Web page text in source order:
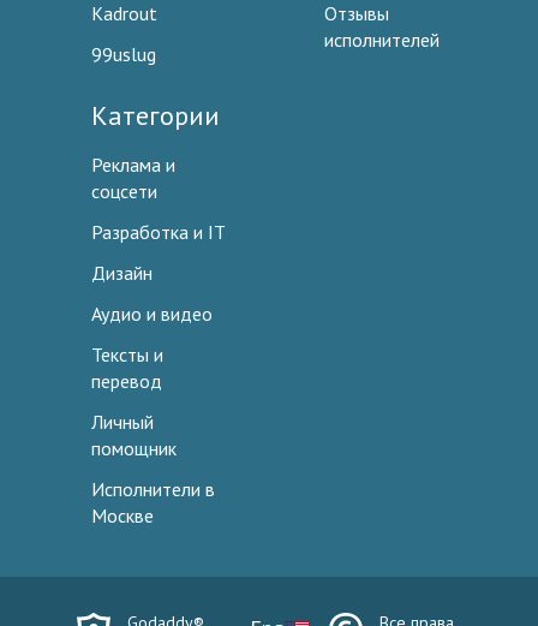
Kadrout
99uslug
Отзывы
исполнителей
Категории
Реклама и
соцсети
Разработка и IT
Дизайн
Аудио и видео
Тексты и
перевод
Личный
помощник
Исполнители в
Москве